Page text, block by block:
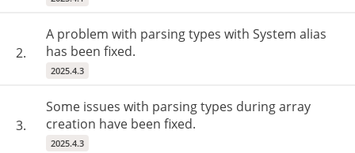
2.
A problem with parsing types with System alias
has been fixed.
2025.4.3
3.
Some issues with parsing types during array
creation have been fixed.
2025.4.3